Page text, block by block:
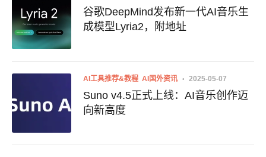
谷歌DeepMind发布新一代AI音乐生
成模型Lyria2，附地址
AI工具推荐&教程 AI国外资讯 2025-05-07
Suno v4.5正式上线：AI音乐创作迈
向新高度